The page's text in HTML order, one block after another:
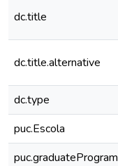
dc.title
dc.title.alternative
dc.type
puc.Escola
puc.graduateProgram